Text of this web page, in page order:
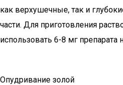
как верхушечные, так и
части. Для приготовления
использовать 6-8 мг препарата
Опудривание золой